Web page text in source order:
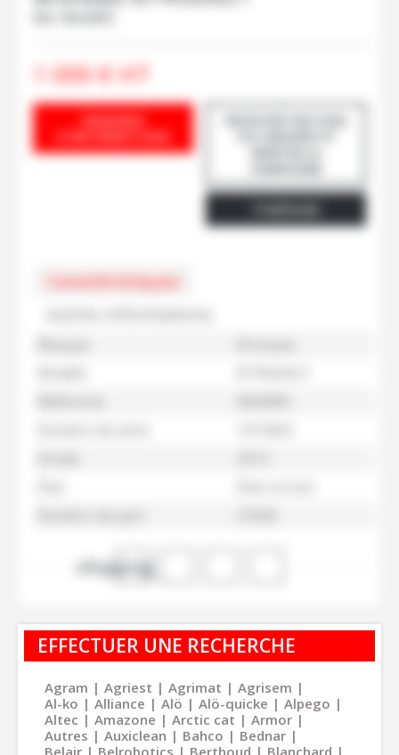
1 000€HT
shopping_cart
Caractéristiques
EFFECTUER UNE RECHERCHE
Agram Agriest Agrimat
Agrisem
Al-ko
Alliance Alö Alö-quicke
Alpego
Altec
Amazone Arctic cat
Armor
Autres
Auxiclean Bahco
Bednar
Belair
Belrobotics Berthoud
Blanchard